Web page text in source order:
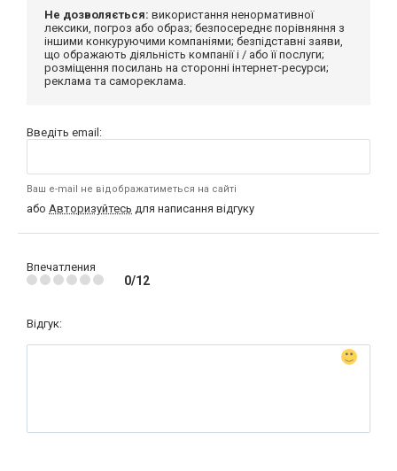
Не дозволяється: використання ненормативної
лексики, погроз або образ; безпосереднє порівняння з
іншими конкуруючими компаніями; безпідставні заяви,
що ображають діяльність компанії і / або її послуги;
розміщення посилань на сторонні інтернет-ресурси;
реклама та самореклама.
Введіть email:
Ваш e-mail не відображатиметься на сайті
або Авторизуйтесь для написання відгуку
Впечатления
0/12
Відгук: